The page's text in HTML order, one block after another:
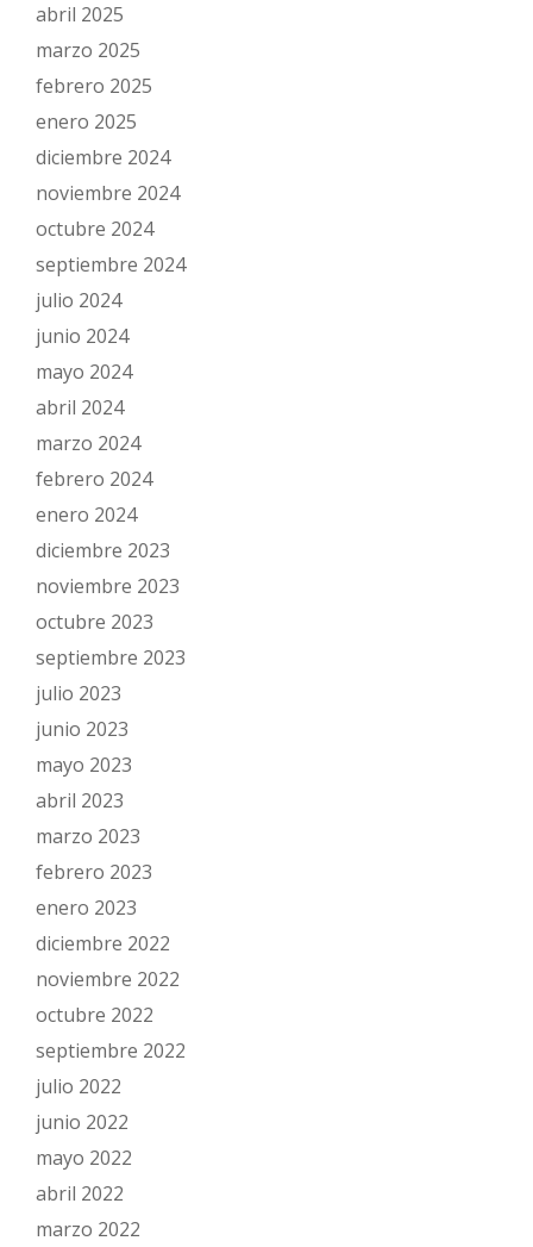
abril 2025
marzo 2025
febrero 2025
enero 2025
diciembre 2024
noviembre 2024
octubre 2024
septiembre 2024
julio 2024
junio 2024
mayo 2024
abril 2024
marzo 2024
febrero 2024
enero 2024
diciembre 2023
noviembre 2023
octubre 2023
septiembre 2023
julio 2023
junio 2023
mayo 2023
abril 2023
marzo 2023
febrero 2023
enero 2023
diciembre 2022
noviembre 2022
octubre 2022
septiembre 2022
julio 2022
junio 2022
mayo 2022
abril 2022
marzo 2022